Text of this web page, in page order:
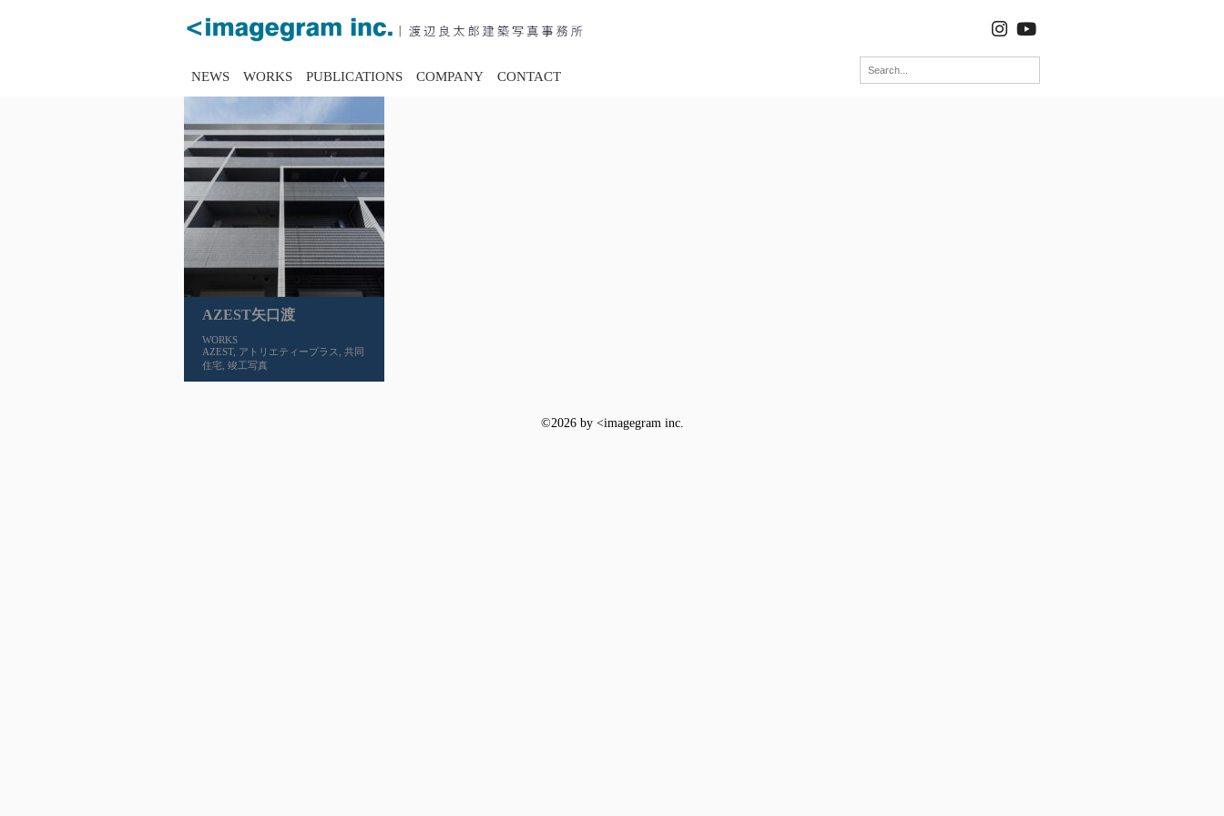
NEWS WORKS PUBLICATIONS COMPANY CONTACT
AZEST矢口渡
WORKS
AZEST, アトリエティープラス
共同
住宅 竣工写真
©2026 by <imagegram inc.